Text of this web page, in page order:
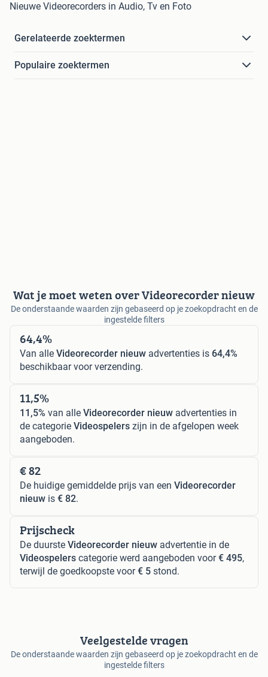
Nieuwe Videorecorders in Audio, Tv en Foto
Gerelateerde zoektermen
Populaire zoektermen
Wat je moet weten over Videorecorder nieuw
De onderstaande waarden zijn gebaseerd op je zoekopdracht en de
ingestelde filters
64,4%
Van alle Videorecorder nieuw advertenties is 64,4%
beschikbaar voor verzending.
11,5%
11,5% van alle Videorecorder nieuw advertenties in
de categorie Videospelers zijn in de afgelopen week
aangeboden.
€ 82
De huidige gemiddelde prijs van een Videorecorder
nieuw is € 82.
Prijscheck
De duurste Videorecorder nieuw advertentie in de
Videospelers categorie werd aangeboden voor€ 495,
terwijl de goedkoopste voor€ 5 stond.
Veelgestelde vragen
De onderstaande waarden zijn gebaseerd op je zoekopdracht en de
ingestelde filters